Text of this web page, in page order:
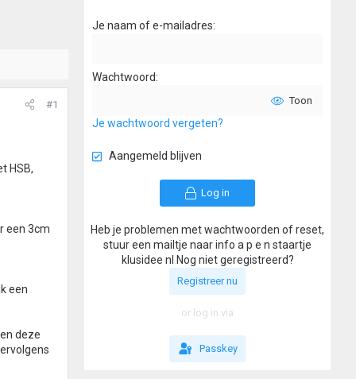
#1
HSB,
een 3cm
een
deze
Je naam of e-mailadres
Wachtwoord
Toon
Je wachtwoord vergeten?
Aangemeld blijven
Log in
Heb je problemen met wachtwoorden of reset,
stuur een mailtje naar info a p e n staartje
klusidee nl Nog niet geregistreerd?
Registreer nu
or log in via
Passkey